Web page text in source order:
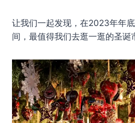
让我们一起发现，在2023年年
间，最值得我们去逛一逛的圣诞